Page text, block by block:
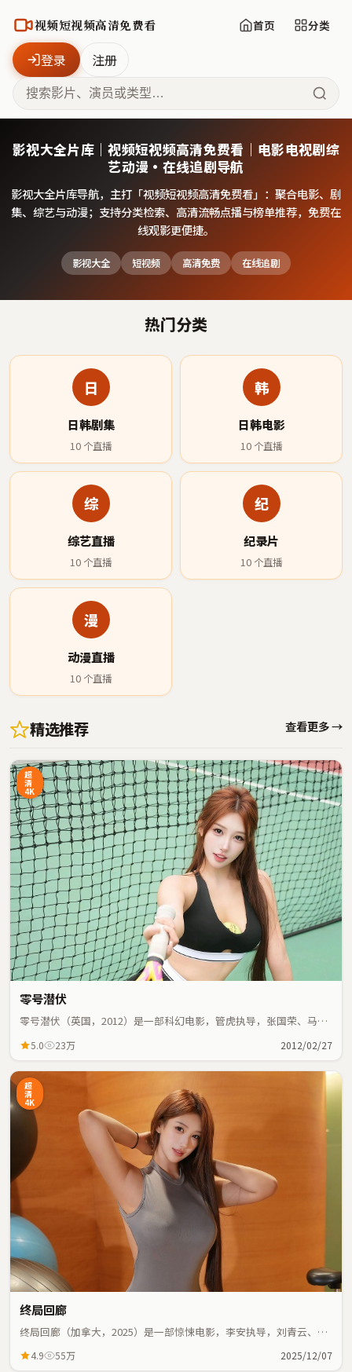
视频短视频高清免费看 首页 分类
登录 注册
影视大全片库｜视频短视频高清免费看｜电影电视剧综
艺动漫·在线追剧导航
影视大全片库导航，主打「视频短视频高清免费看」：聚合电影、剧
集、综艺与动漫；支持分类检索、高清流畅点播与榜单推荐，免费在
线观影更便捷。
影视大全 短视频 高清免费 在线追剧
热门分类
日
日韩剧集
10 个直播
韩
日韩电影
10 个直播
综
综艺直播
10 个直播
纪
纪录片
10 个直播
漫
动漫直播
10 个直播
精选推荐 查看更多 →
超
清
4K
零号潜伏
零号潜伏（英国，2012）是一部科幻电影，管虎执导，张国荣、马思
5.0 23万 2012/02/27
超
清
4K
终局回廊
终局回廊（加拿大，2025）是一部惊悚电影，李安执导，刘青云、白
4.9 55万 2025/12/07